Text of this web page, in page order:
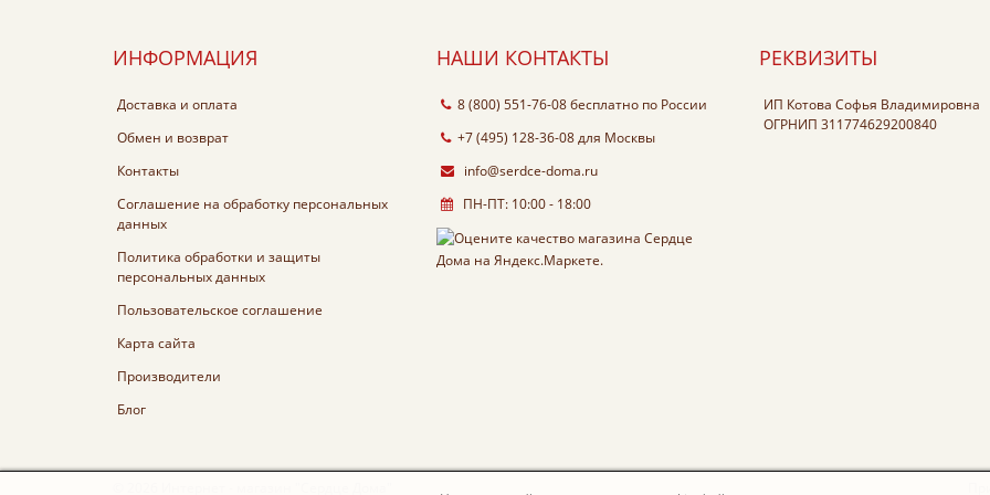
ИНФОРМАЦИЯ
Доставка и оплата
Обмен и возврат
Контакты
Соглашение на обработку персональных
данных
Политика обработки и защиты
персональных данных
Пользовательское соглашение
Карта сайта
Производители
Блог
НАШИ КОНТАКТЫ
8 (800) 551-76-08бесплатно по России
+7 (495) 128-36-08для Москвы
info@serdce-doma.ru
ПН-ПТ: 10:00 - 18:00
РЕКВИЗИТЫ
ИП Котова Софья Владимировна
ОГРНИП 311774629200840